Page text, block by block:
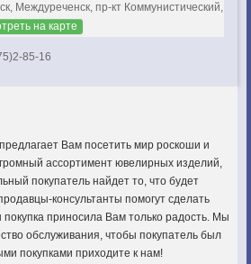
Междуреченск, пр-кт Коммунистический,
на карте
85-16
Вам посетить мир роскоши и
ассортимент ювелирных изделий,
покупатель найдет то, что будет
консультанты помогут сделать
приносила Вам только радость. Мы
обслуживания, чтобы покупатель был
покупками приходите к нам!